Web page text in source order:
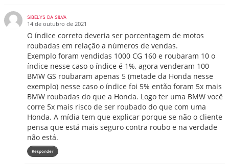
SIBELYS DA SILVA
14 de outubro de 2021
O índice correto deveria ser porcentagem de motos
roubadas em relação a números de vendas.
Exemplo foram vendidas 1000 CG 160 e roubaram 10 o
índice nesse caso o índice é 1%, agora venderam 100
BMW GS roubaram apenas 5 (metade da Honda nesse
exemplo) nesse caso o índice foi 5% então foram 5x mais
BMW roubadas do que a Honda. Logo ter uma BMW você
corre 5x mais risco de ser roubado do que com uma
Honda. A mídia tem que explicar porque se não o cliente
pensa que está mais seguro contra roubo e na verdade
não está.
Responder